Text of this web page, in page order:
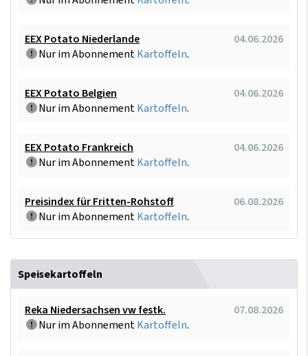
EEX Potato Niederlande
04.06.2026
Nur im AbonnementKartoffeln.
EEX Potato Belgien
04.06.2026
Nur im AbonnementKartoffeln.
EEX Potato Frankreich
04.06.2026
Nur im AbonnementKartoffeln.
Preisindex für Fritten-Rohstoff
06.08.2026
Nur im AbonnementKartoffeln.
Speisekartoffeln
Reka Niedersachsen vw festk.
07.08.2026
Nur im AbonnementKartoffeln.